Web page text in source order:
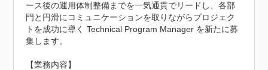
ース後の運用体制整備までを一気通貫でリードし、各部
門と円滑にコミュニケーションを取りながらプロジェク
トを成功に導く Technical Program Manager を新たに募
集します。
【業務内容】